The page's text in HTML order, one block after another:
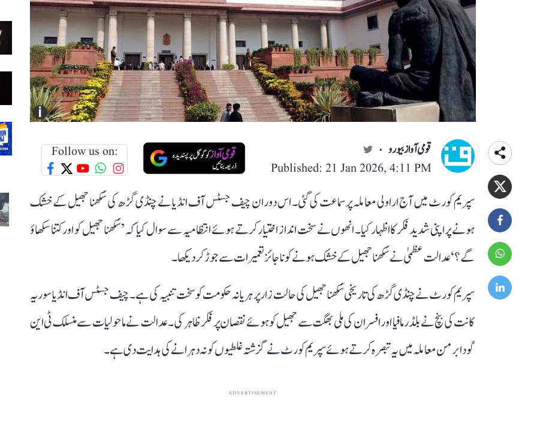
i
قومی آواز بیورو
Published: 21 Jan 2026, 4:11 PM
Follow us on:
سپریم کورٹ میں آج اراولی معاملہ پر سماعت کی گئی۔ اس دوران چیف جسٹس آف انڈیا نے چنڈی گڑھ کی سُکھنا جھیل کے خشک
ہونے پر اپنی شدید فکر کا اظہار کیا۔ انھوں نے سخت انداز اختیار کرتے ہوئے انتظامیہ سے سوال کیا کہ ’سُکھنا جھیل کو اور کتنا سکھاؤ
گے؟‘ عدالت عظمیٰ نے سُکھنا جھیل کے خشک ہونے کو ناجائز تعمیرات سے جوڑ کر دیکھا۔
سپریم کورٹ نے چنڈی گڑھ کی تاریخی سُکھنا جھیل کی حالت زار پر ہریانہ حکومت کو سخت تنبیہ کی ہے۔ چیف جسٹس آف انڈیا سوریہ
کانت کی بنچ نے بلڈر مافیا اور افسران کی ملی بھگت سے جھیل کو ہوئے نقصان پر فکر ظاہر کی۔ عدالت نے ماحولیات سے منسلک ٹی این
گودابرمن معاملہ میں یہ تبصرہ کرتے ہوئے سپریم کورٹ نے گزشتہ غلطیوں کو نہ دہرانے کی ہدایت دی ہے۔
ADVERTISEMENT